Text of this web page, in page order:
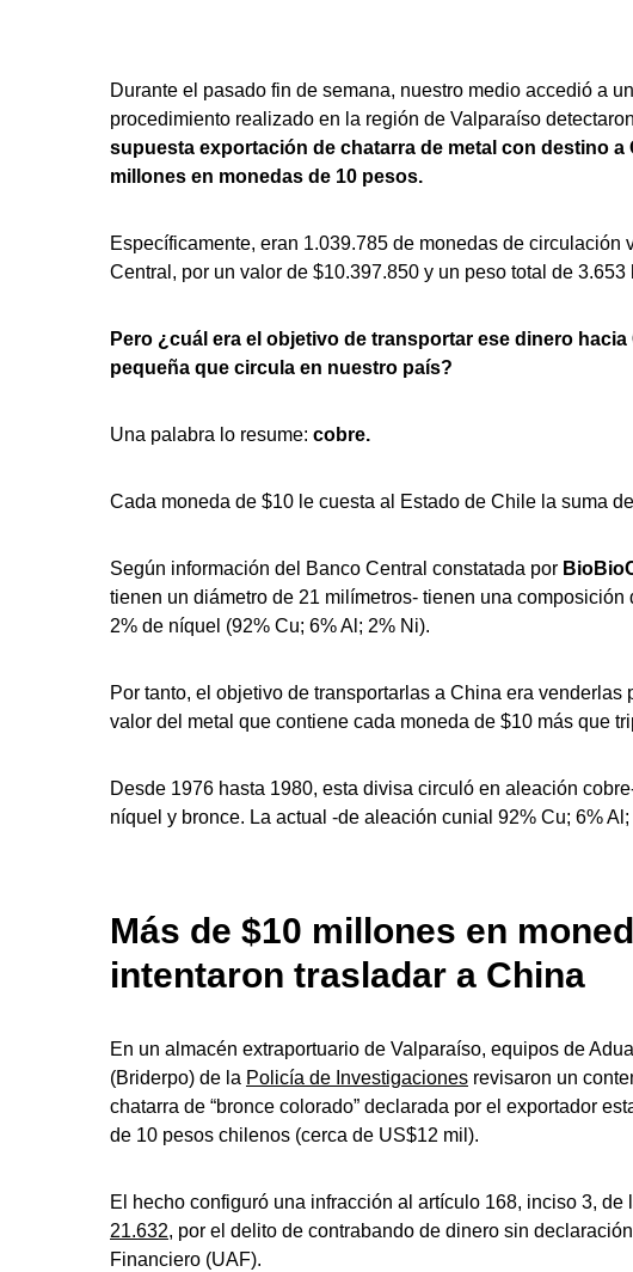
Durante el pasado fin de semana, nuestro medio accedió a
procedimiento realizado en la región de Valparaíso
supuesta exportación de chatarra de metal con destino
millones en monedas de 10 pesos.
Específicamente, eran 1.039.785 de monedas de
Central, por un valor de $10.397.850 y un peso total de
Pero ¿cuál era el objetivo de transportar ese dinero
pequeña que circula en nuestro país?
Una palabra lo resume: cobre.
Cada moneda de $10 le cuesta al Estado de Chile la suma
Según información del Banco Central constatada por
tienen un diámetro de 21 milímetros- tienen una
2% de níquel (92% Cu; 6% Al; 2% Ni).
Por tanto, el objetivo de transportarlas a China era
valor del metal que contiene cada moneda de $10 más que
Desde 1976 hasta 1980, esta divisa circuló en aleación
níquel y bronce. La actual -de aleación cunial 92% Cu; 6%
Más de $10 millones en
intentaron trasladar a China
En un almacén extraportuario de Valparaíso, equipos de
(Briderpo) de la Policía de Investigaciones revisaron un
chatarra de “bronce colorado” declarada por el exportador
de 10 pesos chilenos (cerca de US$12 mil).
El hecho configuró una infracción al artículo 168, inciso 3,
21.632, por el delito de contrabando de dinero sin
Financiero (UAF).